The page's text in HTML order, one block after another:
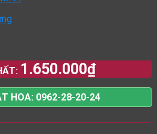
1.650.000₫
HOA: 0962-28-20-24